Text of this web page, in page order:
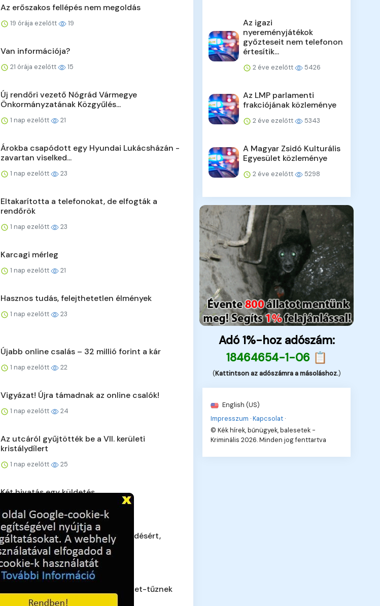
Az erőszakos fellépés nem megoldás
19 órája ezelőtt 19
Van információja?
21 órája ezelőtt 15
Új rendőri vezető Nógrád Vármegye
Önkormányzatának Közgyűlés...
1 nap ezelőtt 21
Árokba csapódott egy Hyundai Lukácsházán -
zavartan viselked...
1 nap ezelőtt 23
Eltakarította a telefonokat, de elfogták a
rendőrök
1 nap ezelőtt 23
Karcagi mérleg
1 nap ezelőtt 21
Hasznos tudás, felejthetetlen élmények
1 nap ezelőtt 23
Újabb online csalás – 32 millió forint a kár
1 nap ezelőtt 22
Vigyázat! Újra támadnak az online csalók!
1 nap ezelőtt 24
Az utcáról gyűjtötték be a VII. kerületi
kristálydílert
1 nap ezelőtt 25
Két hivatás egy küldetés
1 nap ezelőtt
Ellenőrzések a biztonságos közlekedésért,
elektromos rollere...
1 nap ezelőtt 25
Halálos áldozata van az aljnövényzet-tűznek
Vasban – nyesedé...
Az igazi
nyereményjátékok
győzteseit nem telefonon
értesítik...
2 éve ezelőtt 5426
Az LMP parlamenti
frakciójának közleménye
2 éve ezelőtt 5343
A Magyar Zsidó Kulturális
Egyesület közleménye
2 éve ezelőtt 5298
Adó 1%-hoz adószám:
18464654-1-06 📋
(Kattintson az adószámra a másoláshoz.)
English (US)
Impresszum ·Kapcsolat ·
© Kék hírek, bűnügyek, balesetek -
Kriminális 2026. Minden jog fenttartva